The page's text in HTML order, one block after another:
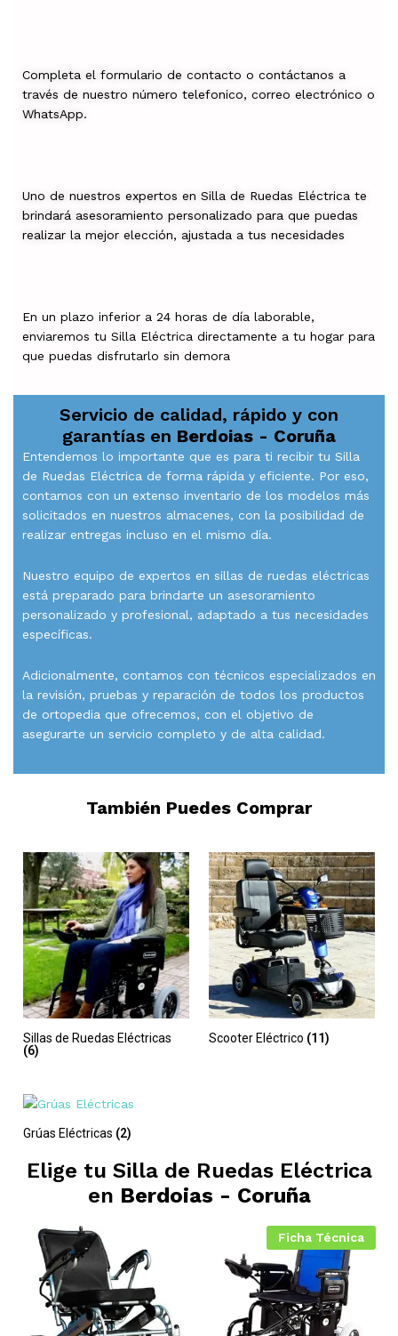
Completa el formulario de contacto o contáctanos a
través de nuestro número telefonico, correo electrónico o
WhatsApp.
Uno de nuestros expertos en Silla de Ruedas Eléctrica te
brindará asesoramiento personalizado para que puedas
realizar la mejor elección, ajustada a tus necesidades
En un plazo inferior a 24 horas de día laborable,
enviaremos tu Silla Eléctrica directamente a tu hogar para
que puedas disfrutarlo sin demora
Servicio de calidad, rápido y con
garantías en Berdoias - Coruña
Entendemos lo importante que es para ti recibir tu Silla
de Ruedas Eléctrica de forma rápida y eficiente. Por eso,
contamos con un extenso inventario de los modelos más
solicitados en nuestros almacenes, con la posibilidad de
realizar entregas incluso en el mismo día.
Nuestro equipo de expertos en sillas de ruedas eléctricas
está preparado para brindarte un asesoramiento
personalizado y profesional, adaptado a tus necesidades
específicas.
Adicionalmente, contamos con técnicos especializados en
la revisión, pruebas y reparación de todos los productos
de ortopedia que ofrecemos, con el objetivo de
asegurarte un servicio completo y de alta calidad.
También Puedes Comprar
Sillas de Ruedas Eléctricas
(6)
Scooter Eléctrico (11)
Grúas Eléctricas (2)
Elige tu Silla de Ruedas Eléctrica
en Berdoias - Coruña
Ficha Técnica